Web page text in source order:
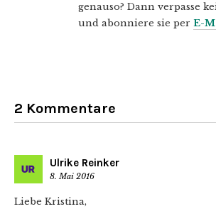
genauso? Dann verpasse
und abonniere sie per E-
2 Kommentare
Ulrike Reinker
8. Mai 2016
Liebe Kristina,